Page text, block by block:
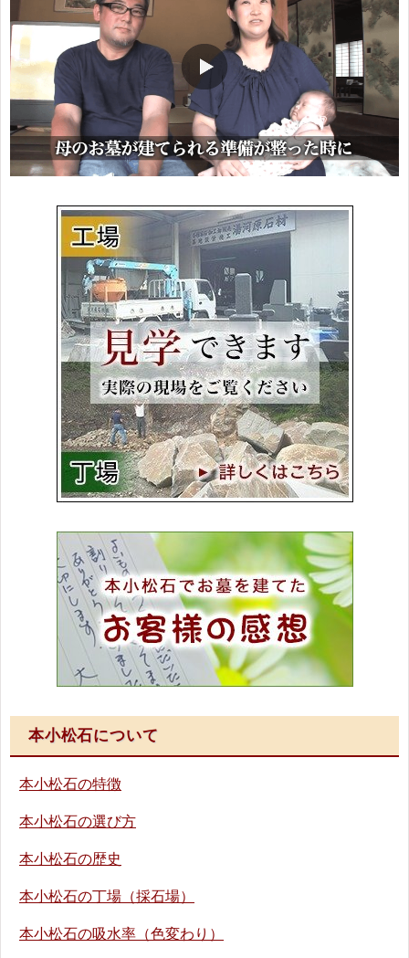
本小松石について
本小松石の特徴
本小松石の選び方
本小松石の歴史
本小松石の丁場（採石場）
本小松石の吸水率（色変わり）